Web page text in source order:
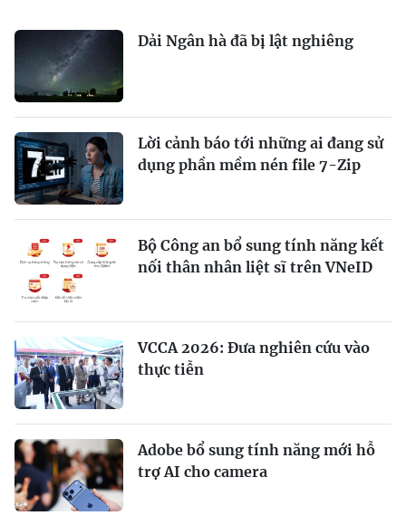
Dải Ngân hà đã bị lật nghiêng
Lời cảnh báo tới những ai đang sử
dụng phần mềm nén file 7-Zip
Bộ Công an bổ sung tính năng kết
nối thân nhân liệt sĩ trên VNeID
VCCA 2026: Đưa nghiên cứu vào
thực tiễn
Adobe bổ sung tính năng mới hỗ
trợ AI cho camera